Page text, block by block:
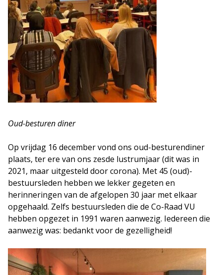
Oud-besturen diner
Op vrijdag 16 december vond ons oud-besturendiner
plaats, ter ere van ons zesde lustrumjaar (dit was in
2021, maar uitgesteld door corona). Met 45 (oud)-
bestuursleden hebben we lekker gegeten en
herinneringen van de afgelopen 30 jaar met elkaar
opgehaald. Zelfs bestuursleden die de Co-Raad VU
hebben opgezet in 1991 waren aanwezig. Iedereen die
aanwezig was: bedankt voor de gezelligheid!